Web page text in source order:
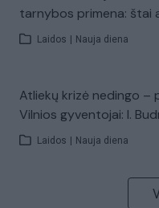
tarnybos primena: štai
Laidos Nauja diena
Atliekų krizė nedingo –
Vilnios gyventojai: I.
Laidos Nauja diena